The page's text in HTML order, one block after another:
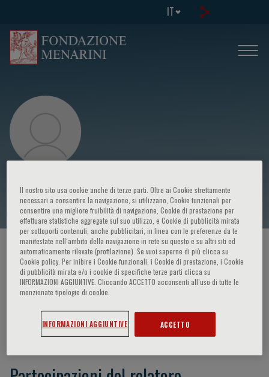
IT
G. Finocchiaro
HOME PAGE / CORSI ED EVENTI / RELATORE
G. Finocchiaro
Il nostro sito usa cookie anche di terze parti. Oltre ai Cookie strettamente
necessari a consentire la navigazione, si utilizzano, Cookie funzionali per
consentire una migliore fruibilità di navigazione, Cookie di prestazione per
effettuare statistiche aggregate sul suo utilizzo, e Cookie di pubblicità mirata
per sottoporti contenuti, anche pubblicitari, in linea con le preferenze da te
manifestate nell‘ambito della navigazione in rete su questo e su altri siti ed
automaticamente rilevate (profilazione). Se vuoi saperne di più clicca su
Cookie policy. Per inibire i Cookie funzionali, i Cookie di prestazione, i Cookie
di pubblicità mirata e/o i cookie di specifiche terze parti clicca su
INFORMAZIONI AGGIUNTIVE. Cliccando ACCETTO acconsenti all’uso di tutte le
menzionate tipologie di cookie.
INFORMAZIONI AGGIUNTIVE ACCETTO